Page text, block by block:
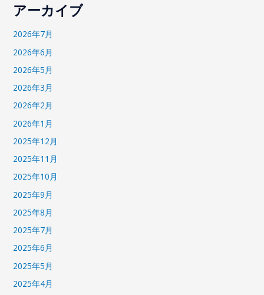
アーカイブ
2026年7月
2026年6月
2026年5月
2026年3月
2026年2月
2026年1月
2025年12月
2025年11月
2025年10月
2025年9月
2025年8月
2025年7月
2025年6月
2025年5月
2025年4月